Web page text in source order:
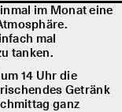
im Monat eine
mal
tanken.
14 Uhr die
Getränk
ganz